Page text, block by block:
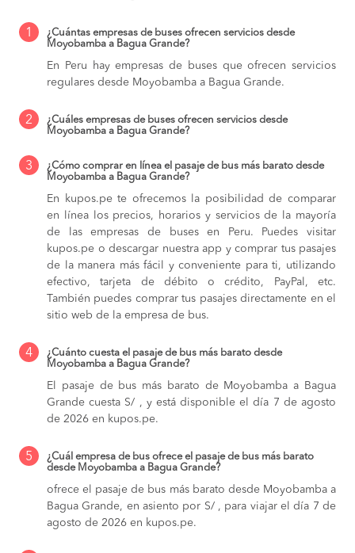
1
¿Cuántas empresas de buses ofrecen servicios desde
Moyobamba a Bagua Grande?
En Peru hay empresas de buses que ofrecen servicios
regulares desde Moyobamba a Bagua Grande.
2
¿Cuáles empresas de buses ofrecen servicios desde
Moyobamba a Bagua Grande?
3
¿Cómo comprar en línea el pasaje de bus más barato desde
Moyobamba a Bagua Grande?
En kupos.pe te ofrecemos la posibilidad de comparar
en línea los precios, horarios y servicios de la mayoría
de las empresas de buses en Peru. Puedes visitar
kupos.pe o descargar nuestra app y comprar tus pasajes
de la manera más fácil y conveniente para ti, utilizando
efectivo, tarjeta de débito o crédito, PayPal, etc.
También puedes comprar tus pasajes directamente en el
sitio web de la empresa de bus.
4
¿Cuánto cuesta el pasaje de bus más barato desde
Moyobamba a Bagua Grande?
El pasaje de bus más barato de Moyobamba a Bagua
Grande cuesta S/ , y está disponible el día 7 de agosto
de 2026 en kupos.pe.
5
¿Cuál empresa de bus ofrece el pasaje de bus más barato
desde Moyobamba a Bagua Grande?
ofrece el pasaje de bus más barato desde Moyobamba a
Bagua Grande, en asiento por S/ , para viajar el día 7 de
agosto de 2026 en kupos.pe.